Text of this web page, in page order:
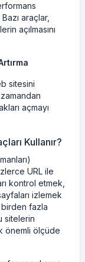
araçlar,
açılmasını
sitesini
açmayı
Kullanır?
URL ile
kontrol etmek,
izlemek
fazla
sitelerin
önemli ölçüde